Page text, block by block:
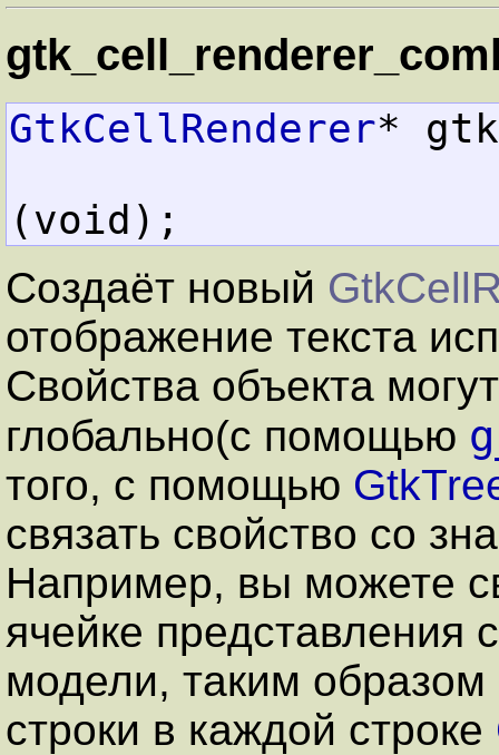
GtkCellRenderer*
(void);
Создаёт новый
отображение текста
Свойства объекта
глобально(с помощью
того, с помощью
связать свойство со
Например, вы можете
ячейке представления
модели, таким
строки в каждой строке